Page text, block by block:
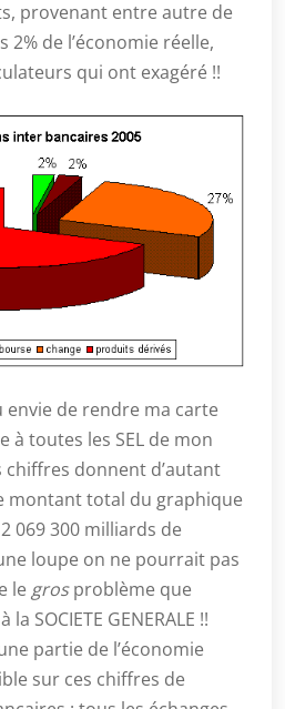
provenant entre autre de
de l’économie réelle,
qui ont exagéré !!
envie de rendre ma carte
à toutes les SEL de mon
chiffres donnent d’autant
montant total du graphique
069 300 milliards de
loupe on ne pourrait pas
le grosproblème que
SOCIETE GENERALE !!
partie de l’économie
sur ces chiffres de